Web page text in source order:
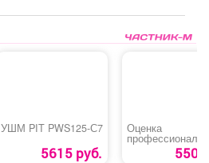
УШМ PIT PWS125-С7
5615 руб.
Оценка
рисков 550